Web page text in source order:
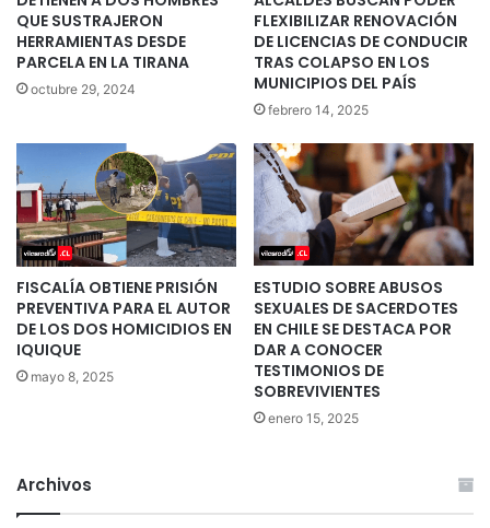
QUE SUSTRAJERON
HERRAMIENTAS DESDE
PARCELA EN LA TIRANA
octubre 29, 2024
FLEXIBILIZAR RENOVACIÓN
DE LICENCIAS DE CONDUCIR
TRAS COLAPSO EN LOS
MUNICIPIOS DEL PAÍS
febrero 14, 2025
FISCALÍA OBTIENE PRISIÓN
PREVENTIVA PARA EL AUTOR
DE LOS DOS HOMICIDIOS EN
IQUIQUE
mayo 8, 2025
ESTUDIO SOBRE ABUSOS
SEXUALES DE SACERDOTES
EN CHILE SE DESTACA POR
DAR A CONOCER
TESTIMONIOS DE
SOBREVIVIENTES
enero 15, 2025
Archivos